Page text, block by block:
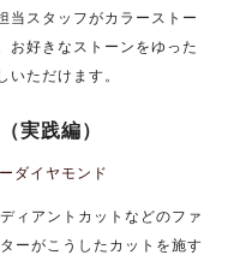
当スタッフがカラーストー
お好きなストーンをゆった
ただけます。
実践編）
ィアントカットなどのファ
ーがこうしたカットを施す